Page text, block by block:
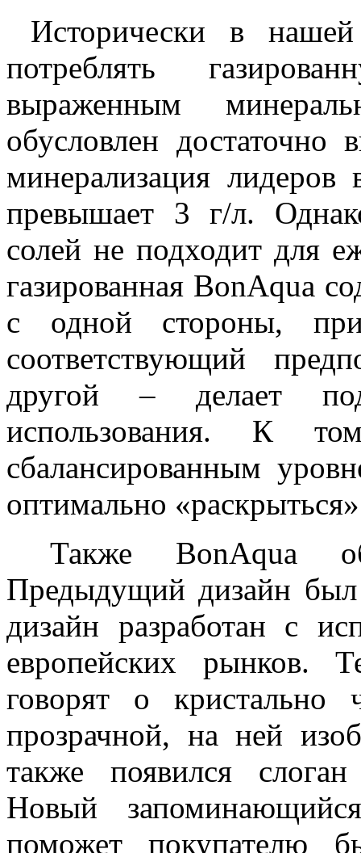
Исторически в нашей
потреблять
выраженным
обусловлен
минерализация лидеров
превышает 3 г/л.
солей не подходит для
газированная BonAqua
с одной стороны,
соответствующий
другой – делает
использования. К
сбалансированным
оптимально
Также BonAqua
Предыдущий дизайн
дизайн разработан с
европейских рынков.
говорят о кристально
прозрачной, на ней
также появился
Новый
поможет покупателю